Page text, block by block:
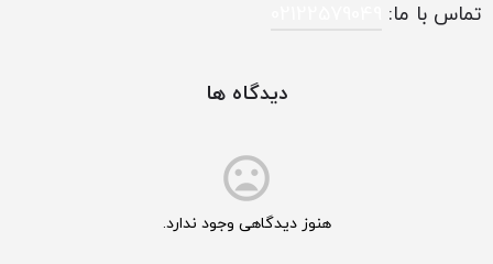
تماس با ما:
دیدگاه ها
هنوز دیدگاهی وجود ندارد.